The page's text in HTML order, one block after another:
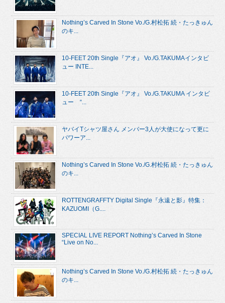
Nothing’s Carved In Stone Vo./G.村松拓 続・たっきゅん
のキ...
10-FEET 20th Single『アオ』 Vo./G.TAKUMAインタビ
ュー INTE...
10-FEET 20th Single『アオ』 Vo./G.TAKUMA インタビ
ュー “...
ヤバイTシャツ屋さん メンバー3人が大使になって更に
パワーア...
Nothing’s Carved In Stone Vo./G.村松拓 続・たっきゅん
のキ...
ROTTENGRAFFTY Digital Single『永遠と影』特集：
KAZUOMI（G....
SPECIAL LIVE REPORT Nothing’s Carved In Stone
“Live on No...
Nothing’s Carved In Stone Vo./G.村松拓 続・たっきゅん
のキ...